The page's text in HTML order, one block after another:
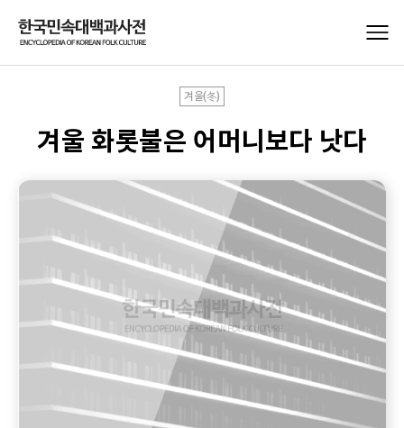
겨울(冬)
겨울 화롯불은 어머니보다 낫다